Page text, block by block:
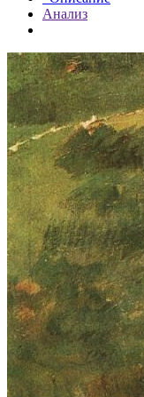
Анализ